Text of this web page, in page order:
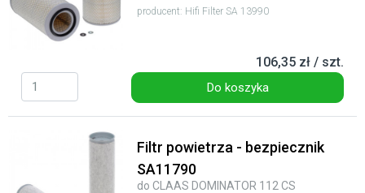
producent: Hifi Filter SA 13990
106,35 zł / szt.
Do koszyka
Filtr powietrza - bezpiecznik
SA11790
do CLAAS DOMINATOR 112 CS